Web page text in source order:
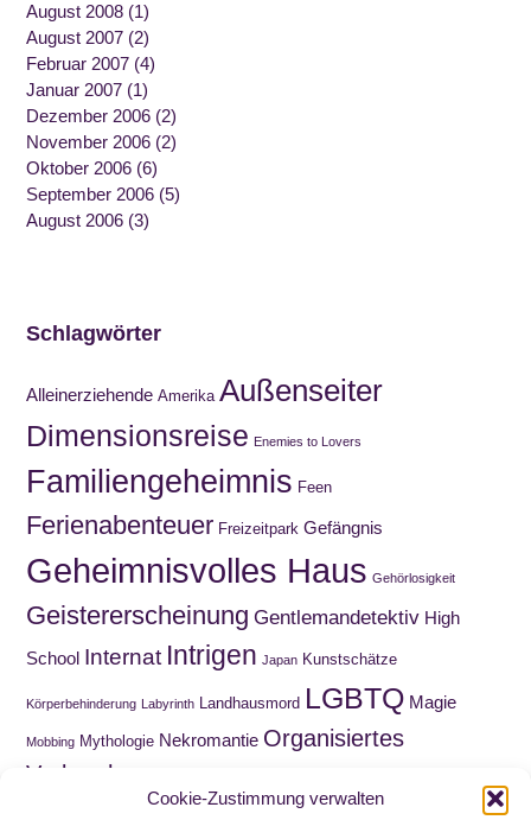
Cookie-Zustimmung verwalten
August 2008 (1)
August 2007 (2)
Februar 2007 (4)
Januar 2007 (1)
Dezember 2006 (2)
November 2006 (2)
Oktober 2006 (6)
September 2006 (5)
August 2006 (3)
Schlagwörter
Alleinerziehende Amerika Außenseiter
Dimensionsreise Enemies to Lovers
Familiengeheimnis Feen
Ferienabenteuer Freizeitpark Gefängnis
Geheimnisvolles Haus Gehörlosigkeit
Geistererscheinung Gentlemandetektiv High
School Internat Intrigen Japan Kunstschätze
Körperbehinderung Labyrinth Landhausmord LGBTQ Magie
Mobbing Mythologie Nekromantie Organisiertes
Verbrechen
Schatzsuche Schnitzeljagd Schottland